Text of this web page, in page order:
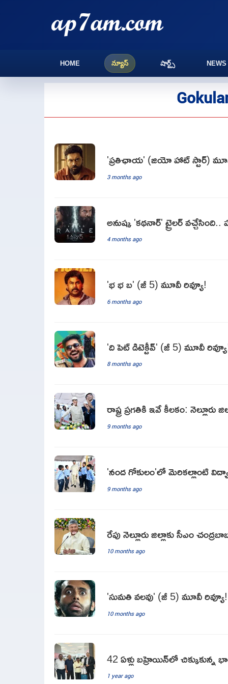
HOME న్యూస్ షార్ట్స్ NEWS
'ప్రతిఛాయ' (జియో హాట్ స్టార్)
3 months ago
అనుష్క 'కథనార్' ట్రైలర్
4 months ago
'భ భ బ' (జీ 5) మూవీ రివ్యూ!
6 months ago
'ది పెట్ డిటెక్టీవ్' (జీ 5) మూవీ
8 months ago
రాష్ట్ర ప్రగతికి ఇవే కీలకం:
9 months ago
'నంద గోకులం'లో మెరికల్లాంటి
9 months ago
రేపు నెల్లూరు జిల్లాకు సీఎం
10 months ago
'సుమతి వలవు' (జీ 5) మూవీ రివ్యూ!
10 months ago
42 ఏళ్లు బ‌హ్రెయిన్‌లో చిక్కుకున్న
1 year ago